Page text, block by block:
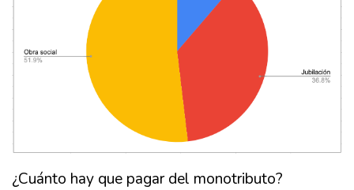
¿Cuánto hay que pagar del monotributo?